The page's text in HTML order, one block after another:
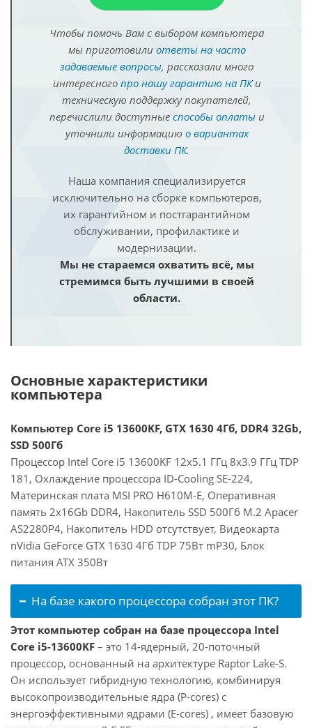
Чтобы помочь Вам с выбором компьютера
мы приготовили ответы на часто
задаваемые вопросы, рассказали много
интересного про нашу гарантию на ПКи
техническую поддержку покупателей,
перечислили доступные способы оплатыи
уточнили информацию о вариантах
доставки ПК.
Наша компания специализируется
исключительно на сборке компьютеров,
их гарантийном и постгарантийном
обслуживании, профилактике и
модернизации.
Мы не стараемся охватить всё, мы
стремимся быть лучшими в своей
области.
Основные характеристики
компьютера
Компьютер Core i5 13600KF, GTX 1630 4Гб, DDR4 32Gb,
SSD 500Гб
Процессор Intel Core i5 13600KF 12x5.1 ГГц 8x3.9 ГГц TDP
181, Охлаждение процессора ID-Cooling SE-224,
Материнская плата MSI PRO H610M-E, Оперативная
память 2x16Gb DDR4, Накопитель SSD 500Гб M.2 Apacer
AS2280P4, Накопитель HDD отсутствует, Видеокарта
nVidia GeForce GTX 1630 4Гб TDP 75Вт mP30, Блок
питания ATX 350Вт
На базе какого процессора собран этот ПК?
Этот компьютер собран на базе процессора Intel
Core i5-13600KF – это 14-ядерный, 20-поточный
процессор, основанный на архитектуре Raptor Lake-S.
Он использует гибридную технологию, комбинируя
высокопроизводительные ядра (P-cores) с
энергоэффективными ядрами (E-cores) , имеет базовую